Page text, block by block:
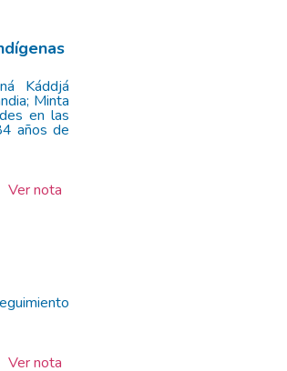
Káddjá
Minta
en las
años de
Ver nota
Ver nota